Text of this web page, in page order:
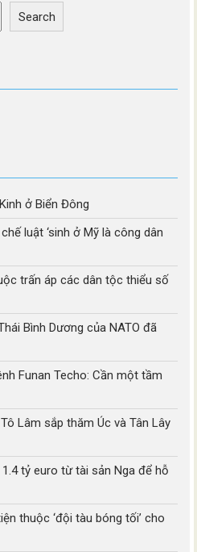
Search
ở Biển Đông
luật ‘sinh ở Mỹ là công dân
trấn áp các dân tộc thiểu số
Bình Dương của NATO đã
Funan Techo: Cần một tầm
Lâm sắp thăm Úc và Tân Lây
tỷ euro từ tài sản Nga để hỗ
thuộc ‘đội tàu bóng tối’ cho